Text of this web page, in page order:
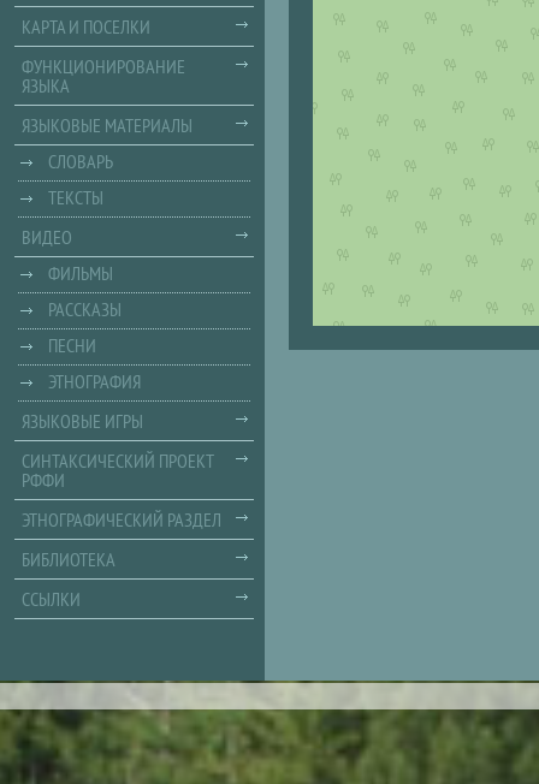
КАРТА И ПОСЕЛКИ
ФУНКЦИОНИРОВАНИЕ
ЯЗЫКА
ЯЗЫКОВЫЕ МАТЕРИАЛЫ
СЛОВАРЬ
ТЕКСТЫ
ВИДЕО
ФИЛЬМЫ
РАССКАЗЫ
ПЕСНИ
ЭТНОГРАФИЯ
ЯЗЫКОВЫЕ ИГРЫ
СИНТАКСИЧЕСКИЙ ПРОЕКТ
РФФИ
ЭТНОГРАФИЧЕСКИЙ РАЗДЕЛ
БИБЛИОТЕКА
ССЫЛКИ